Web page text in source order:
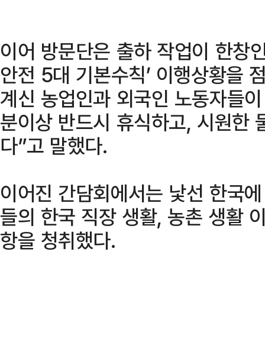
이어 방문단은 출하 작업이 한창
안전 5대 기본수칙’ 이행상황을
계신 농업인과 외국인 노동자들
분이상 반드시 휴식하고, 시원한
다”고 말했다.
이어진 간담회에서는 낯선 한국
들의 한국 직장 생활, 농촌 생활
항을 청취했다.